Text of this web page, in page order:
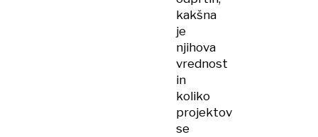
kakšna
je
njihova
vrednost
in
koliko
projektov
se